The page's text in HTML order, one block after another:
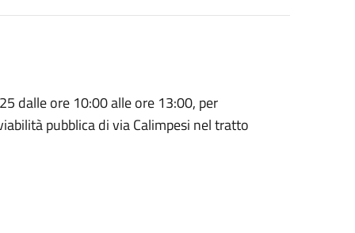
dalle ore 10:00 alle ore 13:00, per
pubblica di via Calimpesi nel tratto